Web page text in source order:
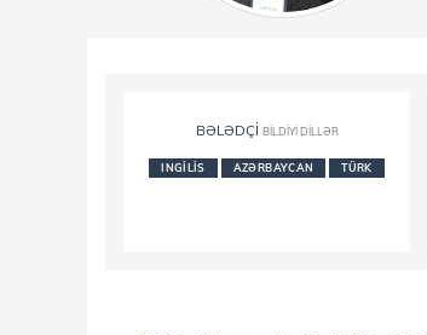
BƏLƏDÇI BILDIYI DILLƏR
INGILIS AZƏRBAYCAN TÜRK